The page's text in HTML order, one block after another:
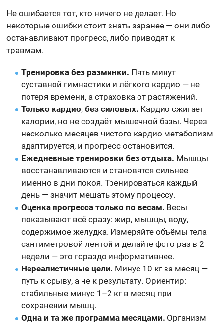
Не ошибается тот, кто ничего не делает. Но
некоторые ошибки стоит знать заранее — они либо
останавливают прогресс, либо приводят к
травмам.
Тренировка без разминки. Пять минут
суставной гимнастики и лёгкого кардио — не
потеря времени, а страховка от растяжений.
Только кардио, без силовых. Кардио сжигает
калории, но не создаёт мышечной базы. Через
несколько месяцев чистого кардио метаболизм
адаптируется, и прогресс остановится.
Ежедневные тренировки без отдыха. Мышцы
восстанавливаются и становятся сильнее
именно в дни покоя. Тренироваться каждый
день — значит мешать этому процессу.
Оценка прогресса только по весам. Весы
показывают всё сразу: жир, мышцы, воду,
содержимое желудка. Измеряйте объёмы тела
сантиметровой лентой и делайте фото раз в 2
недели — это гораздо информативнее.
Нереалистичные цели. Минус 10 кг за месяц —
путь к срыву, а не к результату. Ориентир:
стабильные минус 1–2 кг в месяц при
сохранении мышц.
Одна и та же программа месяцами. Организм